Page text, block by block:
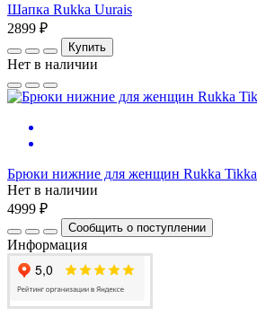
Шапка Rukka Uurais
2899 ₽
Купить
Нет в наличии
Брюки нижние для женщин Rukka Tikka
Нет в наличии
4999 ₽
Сообщить о поступлении
Информация